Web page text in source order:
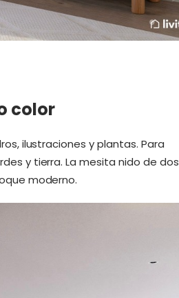
color
ilustraciones y plantas. Para
y tierra. La mesita nido de dos
moderno.